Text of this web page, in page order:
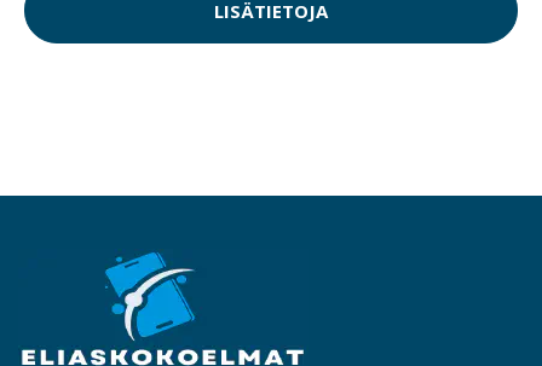
LISÄTIETOJA